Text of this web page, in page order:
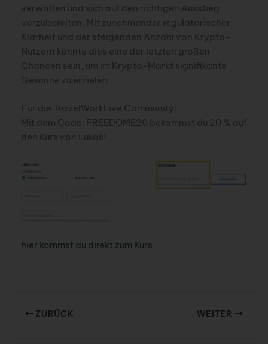
verwalten und sich auf den richtigen Ausstieg
vorzubereiten. Mit zunehmender regulatorischer
Klarheit und der steigenden Anzahl von Krypto-
Nutzern könnte dies eine der letzten großen
Chancen sein, um im Krypto-Markt signifikante
Gewinne zu erzielen.
Für die TravelWorkLive Community:
Mit dem Code: FREEDOME20 bekommst du 20 % auf
den Kurs von Lukas!
hier kommst du direkt zum Kurs
ZURÜCK WEITER